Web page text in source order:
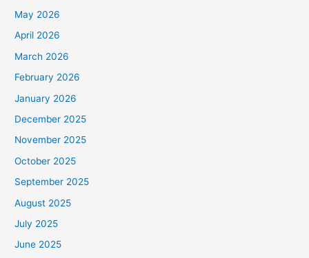
May 2026
April 2026
March 2026
February 2026
January 2026
December 2025
November 2025
October 2025
September 2025
August 2025
July 2025
June 2025